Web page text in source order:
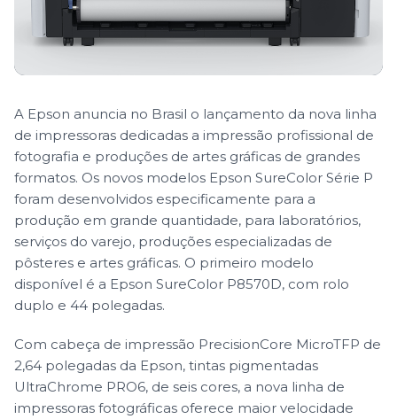
A Epson anuncia no Brasil o lançamento da nova linha
de impressoras dedicadas a impressão profissional de
fotografia e produções de artes gráficas de grandes
formatos. Os novos modelos Epson SureColor Série P
foram desenvolvidos especificamente para a
produção em grande quantidade, para laboratórios,
serviços do varejo, produções especializadas de
pôsteres e artes gráficas. O primeiro modelo
disponível é a Epson SureColor P8570D, com rolo
duplo e 44 polegadas.
Com cabeça de impressão PrecisionCore MicroTFP de
2,64 polegadas da Epson, tintas pigmentadas
UltraChrome PRO6, de seis cores, a nova linha de
impressoras fotográficas oferece maior velocidade